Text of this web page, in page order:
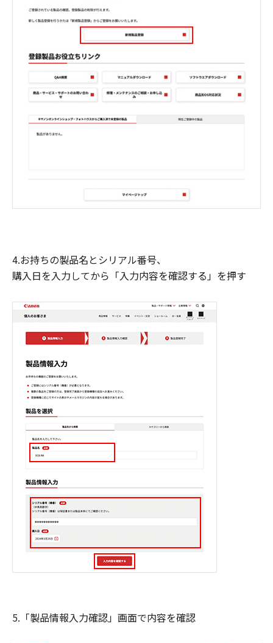
4.お持ちの製品名とシリアル番号、
購入日を入力してから「入力内容を確認する」を押す
5.「製品情報入力確認」画面で内容を確認